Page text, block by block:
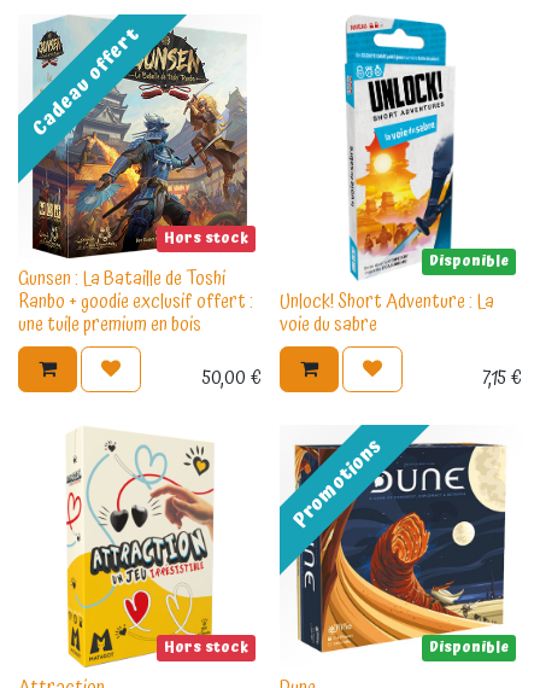
Cadeau offert
Hors stock
Gunsen : La Bataille de Toshi
Ranbo + goodie exclusif offert :
une tuile premium en bois
50,00€
Disponible
Unlock! Short Adventure : La
voie du sabre
7,15€
Hors stock
Promotions
Disponible